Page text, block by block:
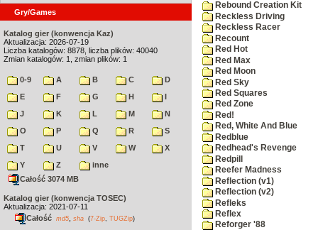
Gry/Games
Katalog gier (konwencja Kaz)
Aktualizacja: 2026-07-19
Liczba katalogów: 8878, liczba plików: 40040
Zmian katalogów: 1, zmian plików: 1
0-9 A B C
D
E
F G H
I
J
K L M
N
O
P Q R
S
T
U V W
X
Y
Z
inne
Całość 3074 MB
Katalog gier (konwencja TOSEC)
Aktualizacja: 2021-07-11
Całość md5 sha (7-Zip TUGZip)
Rebound Creation Kit
Reckless Driving
Reckless Racer
Recount
Red Hot
Red Max
Red Moon
Red Sky
Red Squares
Red Zone
Red!
Red, White And Blue
Redblue
Redhead's Revenge
Redpill
Reefer Madness
Reflection (v1)
Reflection (v2)
Refleks
Reflex
Reforger '88